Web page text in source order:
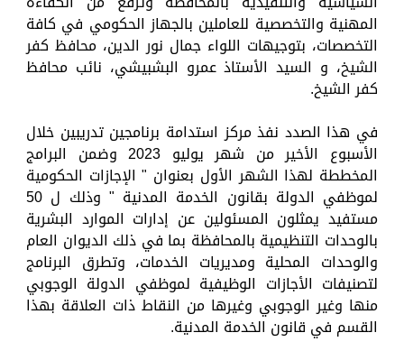
المهنية والتخصصية للعاملين بالجهاز الحكومي في كافة
التخصصات، بتوجيهات اللواء جمال نور الدين، محافظ كفر
الشيخ، و السيد الأستاذ عمرو البشبيشي، نائب محافظ
كفر الشيخ.
في هذا الصدد نفذ مركز استدامة برنامجين تدريبين خلال
الأسبوع الأخير من شهر يوليو 2023 وضمن البرامج
المخططة لهذا الشهر الأول بعنوان " الإجازات الحكومية
لموظفي الدولة بقانون الخدمة المدنية " وذلك ل 50
مستفيد يمثلون المسئولين عن إدارات الموارد البشرية
بالوحدات التنظيمية بالمحافظة بما في ذلك الديوان العام
والوحدات المحلية ومديريات الخدمات، وتطرق البرنامج
لتصنيفات الأجازات الوظيفية لموظفي الدولة الوجوبي
منها وغير الوجوبي وغيرها من النقاط ذات العلاقة بهذا
القسم في قانون الخدمة المدنية.